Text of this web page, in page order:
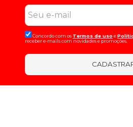
Concordo com os Termos de uso e
receber e-mails com novidades e promoções.